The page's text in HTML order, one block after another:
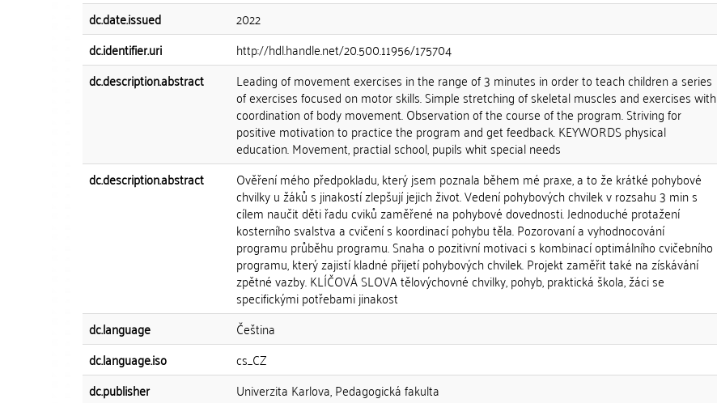
dc.date.issued
2022
dc.identifier.uri
http://hdl.handle.net/20.500.11956/175704
dc.description.abstract
Leading of movement exercises in the range of 3 minutes in order to teach children a series
of exercises focused on motor skills. Simple stretching of skeletal muscles and exercises with
coordination of body movement. Observation of the course of the program. Striving for
positive motivation to practice the program and get feedback. KEYWORDS physical
education. Movement, practial school, pupils whit special needs
dc.description.abstract Ověření mého předpokladu, který jsem poznala během mé praxe, a to že krátké pohybové
chvilky u žáků s jinakostí zlepšují jejich život. Vedení pohybových chvilek v rozsahu 3 min s
cílem naučit děti řadu cviků zaměřené na pohybové dovednosti. Jednoduché protažení
kosterního svalstva a cvičení s koordinací pohybu těla. Pozorovaní a vyhodnocování
programu průběhu programu. Snaha o pozitivní motivaci s kombinací optimálního cvičebního
programu, který zajistí kladné přijetí pohybových chvilek. Projekt zaměřit také na získávání
zpětné vazby. KLÍČOVÁ SLOVA tělovýchovné chvilky, pohyb, praktická škola, žáci se
specifickými potřebami jinakost
dc.language Čeština
dc.language.iso
cs_CZ
dc.publisher
Univerzita Karlova, Pedagogická fakulta